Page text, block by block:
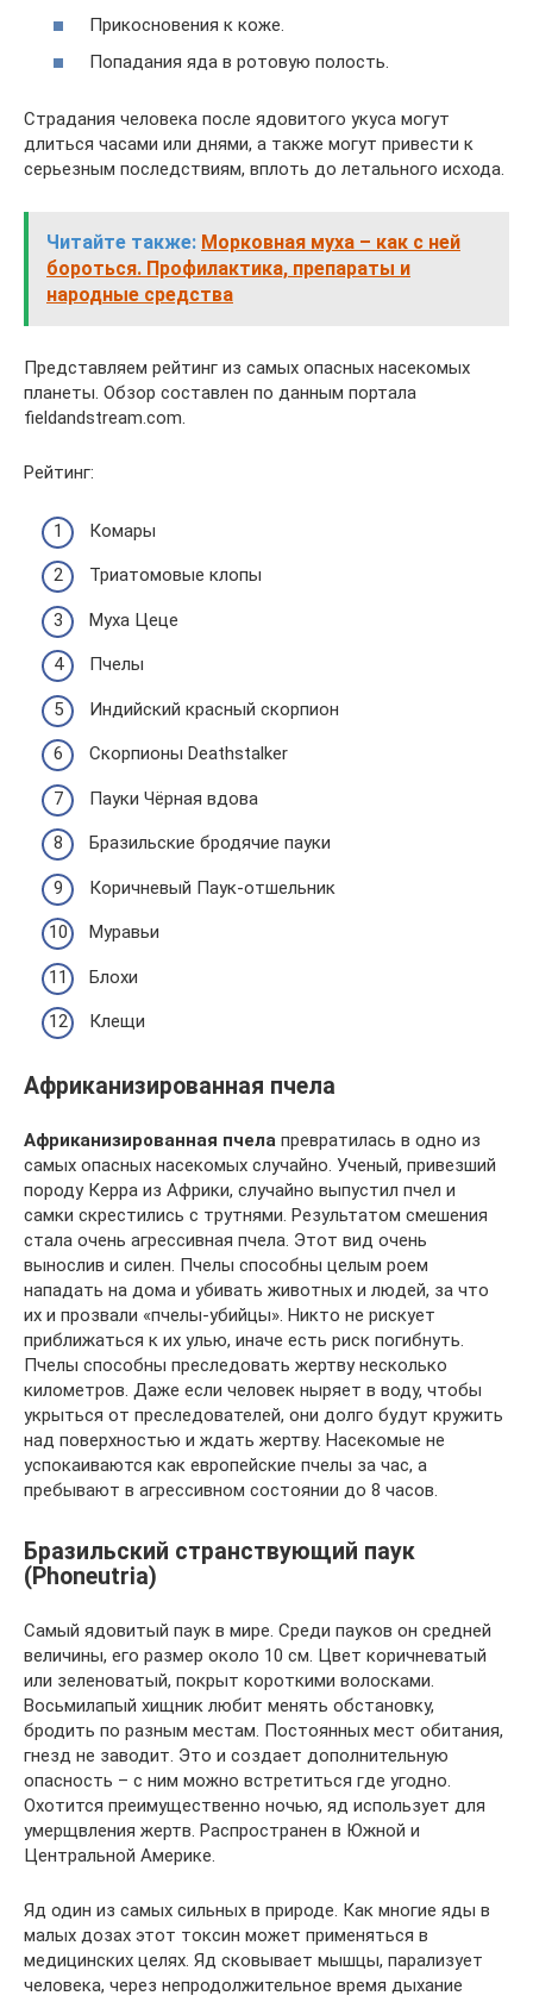
Прикосновения к коже.
Попадания яда в ротовую полость.
Страдания человека после ядовитого укуса могут
длиться часами или днями, а также могут привести к
серьезным последствиям, вплоть до летального исхода.
Читайте также: Морковная муха – как с ней
бороться. Профилактика, препараты и
народные средства
Представляем рейтинг из самых опасных насекомых
планеты. Обзор составлен по данным портала
fieldandstream.com.
Рейтинг:
Комары
Триатомовые клопы
Муха Цеце
Пчелы
Индийский красный скорпион
Скорпионы Deathstalker
Пауки Чёрная вдова
Бразильские бродячие пауки
Коричневый Паук-отшельник
Муравьи
Блохи
Клещи
Африканизированная пчела
Африканизированная пчела превратилась в одно из
самых опасных насекомых случайно. Ученый, привезший
породу Керра из Африки, случайно выпустил пчел и
самки скрестились с трутнями. Результатом смешения
стала очень агрессивная пчела. Этот вид очень
вынослив и силен. Пчелы способны целым роем
нападать на дома и убивать животных и людей, за что
их и прозвали «пчелы-убийцы». Никто не рискует
приближаться к их улью, иначе есть риск погибнуть.
Пчелы способны преследовать жертву несколько
километров. Даже если человек ныряет в воду, чтобы
укрыться от преследователей, они долго будут кружить
над поверхностью и ждать жертву. Насекомые не
успокаиваются как европейские пчелы за час, а
пребывают в агрессивном состоянии до 8 часов.
Бразильский странствующий паук
(Phoneutria)
Самый ядовитый паук в мире. Среди пауков он средней
величины, его размер около 10 см. Цвет коричневатый
или зеленоватый, покрыт короткими волосками.
Восьмилапый хищник любит менять обстановку,
бродить по разным местам. Постоянных мест обитания,
гнезд не заводит. Это и создает дополнительную
опасность – с ним можно встретиться где угодно.
Охотится преимущественно ночью, яд использует для
умерщвления жертв. Распространен в Южной и
Центральной Америке.
Яд один из самых сильных в природе. Как многие яды в
малых дозах этот токсин может применяться в
медицинских целях. Яд сковывает мышцы, парализует
человека, через непродолжительное время дыхание